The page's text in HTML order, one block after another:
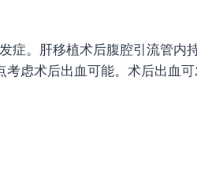
症。肝移植术后腹腔引流管内
考虑术后出血可能。术后出血